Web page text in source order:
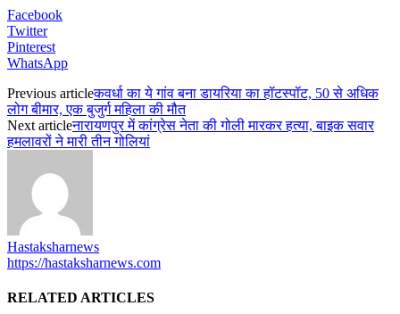
Facebook
Twitter
Pinterest
WhatsApp
Previous articleकवर्धा का ये गांव बना डायरिया का हॉटस्पॉट, 50 से अधिक
लोग बीमार, एक बुजुर्ग महिला की मौत
Next articleनारायणपुर में कांग्रेस नेता की गोली मारकर हत्या, बाइक सवार
हमलावरों ने मारी तीन गोलियां
Hastaksharnews
https://hastaksharnews.com
RELATED ARTICLES